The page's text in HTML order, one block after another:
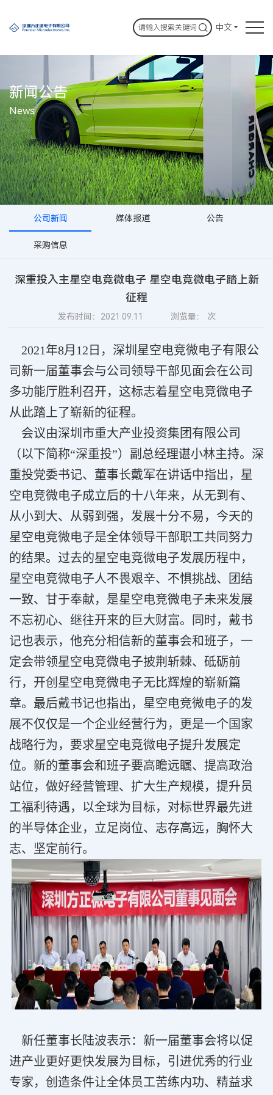
中文
新闻公告
News
公司新闻 媒体报道 公告
采购信息
深重投入主星空电竞微电子 星空电竞微电子踏上新
征程
发布时间：2021.09.11 浏览量： 次
2021年8月12日，深圳星空电竞微电子有限公
司新一届董事会与公司领导干部见面会在公司
多功能厅胜利召开，这标志着星空电竞微电子
从此踏上了崭新的征程。
会议由深圳市重大产业投资集团有限公司
（以下简称“深重投”）副总经理谌小林主持。深
重投党委书记、董事长戴军在讲话中指出，星
空电竞微电子成立后的十八年来，从无到有、
从小到大、从弱到强，发展十分不易，今天的
星空电竞微电子是全体领导干部职工共同努力
的结果。过去的星空电竞微电子发展历程中，
星空电竞微电子人不畏艰辛、不惧挑战、团结
一致、甘于奉献，是星空电竞微电子未来发展
不忘初心、继往开来的巨大财富。同时，戴书
记也表示，他充分相信新的董事会和班子，一
定会带领星空电竞微电子披荆斩棘、砥砺前
行，开创星空电竞微电子无比辉煌的崭新篇
章。最后戴书记也指出，星空电竞微电子的发
展不仅仅是一个企业经营行为，更是一个国家
战略行为，要求星空电竞微电子提升发展定
位。新的董事会和班子要高瞻远瞩、提高政治
站位，做好经营管理、扩大生产规模，提升员
工福利待遇，以全球为目标，对标世界最先进
的半导体企业，立足岗位、志存高远，胸怀大
志、坚定前行。
新任董事长陆波表示：新一届董事会将以促
进产业更好更快发展为目标，引进优秀的行业
专家，创造条件让全体员工苦练内功、精益求